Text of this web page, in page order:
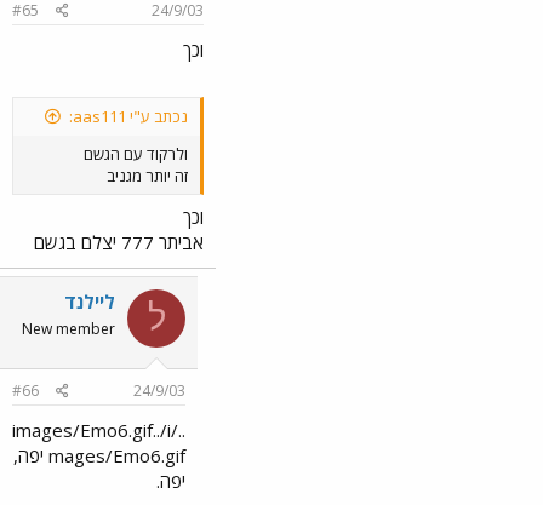
24/9/03
#65
וכך
נכתב ע"י aas111:
ולרקוד עם הגשם
זה יותר מגניב
וכך
אביתר 777 יצלם בגשם
ל ליילנד
New member
24/9/03
#66
../images/Emo6.gif../i
mages/Emo6.gif יפה,
יפה.